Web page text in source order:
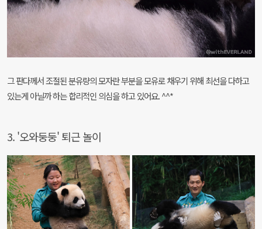
그 판다께서 조절된 분유량의 모자란 부분을 모유로 채우기 위해 최선을 다하고
있는게 아닐까 하는 합리적인 의심을 하고 있어요. ^^*
3. '오와둥둥' 퇴근 놀이